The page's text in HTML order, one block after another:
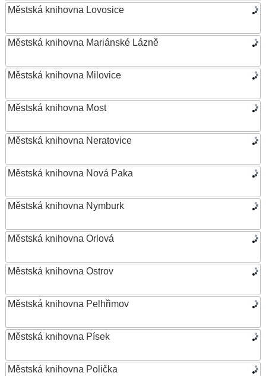
Městská knihovna Lovosice
Městská knihovna Mariánské Lázně
Městská knihovna Milovice
Městská knihovna Most
Městská knihovna Neratovice
Městská knihovna Nová Paka
Městská knihovna Nymburk
Městská knihovna Orlová
Městská knihovna Ostrov
Městská knihovna Pelhřimov
Městská knihovna Písek
Městská knihovna Polička